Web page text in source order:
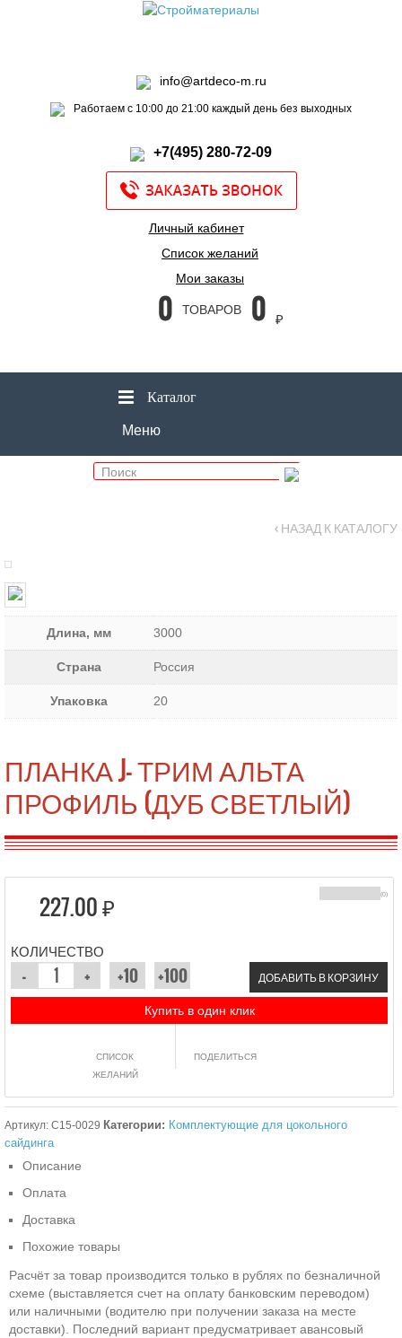
info@artdeco-m.ru
Работаем с 10:00 до 21:00 каждый день без выходных
+7(495) 280-72-09
Личный кабинет
Список желаний
Мои заказы
0 ТОВАРОВ 0 ₽
Каталог
Меню
‹ НАЗАД К КАТАЛОГУ
Длина, мм 3000
Страна Россия
Упаковка 20
ПЛАНКА J- ТРИМ АЛЬТА
ПРОФИЛЬ (ДУБ СВЕТЛЫЙ)
(0)
227.00 ₽
КОЛИЧЕСТВО
ДОБАВИТЬ В КОРЗИНУ
Купить в один клик
СПИСОК
ЖЕЛАНИЙ
ПОДЕЛИТЬСЯ
Артикул: C15-0029 Категории: Комплектующие для цокольного
сайдинга
Описание
Оплата
Доставка
Похожие товары
Расчёт за товар производится только в рублях по безналичной
схеме (выставляется счет на оплату банковским переводом)
или наличными (водителю при получении заказа на месте
доставки). Последний вариант предусматривает авансовый